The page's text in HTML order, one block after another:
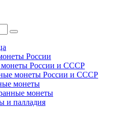
России
монеты России и СССР
монеты России и СССР
монеты
монеты
и палладия